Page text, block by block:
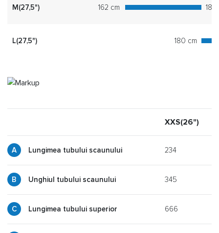
M(27,5") 162 cm 180
L(27,5") 180 cm
XXS(26")
Lungimea tubului scaunului 234
Unghiul tubului scaunului 345
Lungimea tubului superior 666